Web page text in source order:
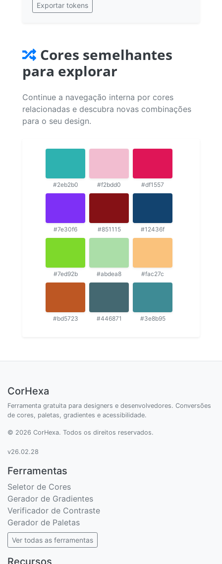
Exportar tokens
Cores semelhantes
para explorar
Continue a navegação interna por cores
relacionadas e descubra novas combinações
para o seu design.
#2eb2b0 #f2bdd0 #df1557
#7e30f6 #851115 #12436f
#7ed92b #abdea8 #fac27c
#bd5723 #446871 #3e8b95
CorHexa
Ferramenta gratuita para designers e desenvolvedores. Conversões
de cores, paletas, gradientes e acessibilidade.
© 2026 CorHexa. Todos os direitos reservados.
v26.02.28
Ferramentas
Seletor de Cores
Gerador de Gradientes
Verificador de Contraste
Gerador de Paletas
Ver todas as ferramentas
Recursos